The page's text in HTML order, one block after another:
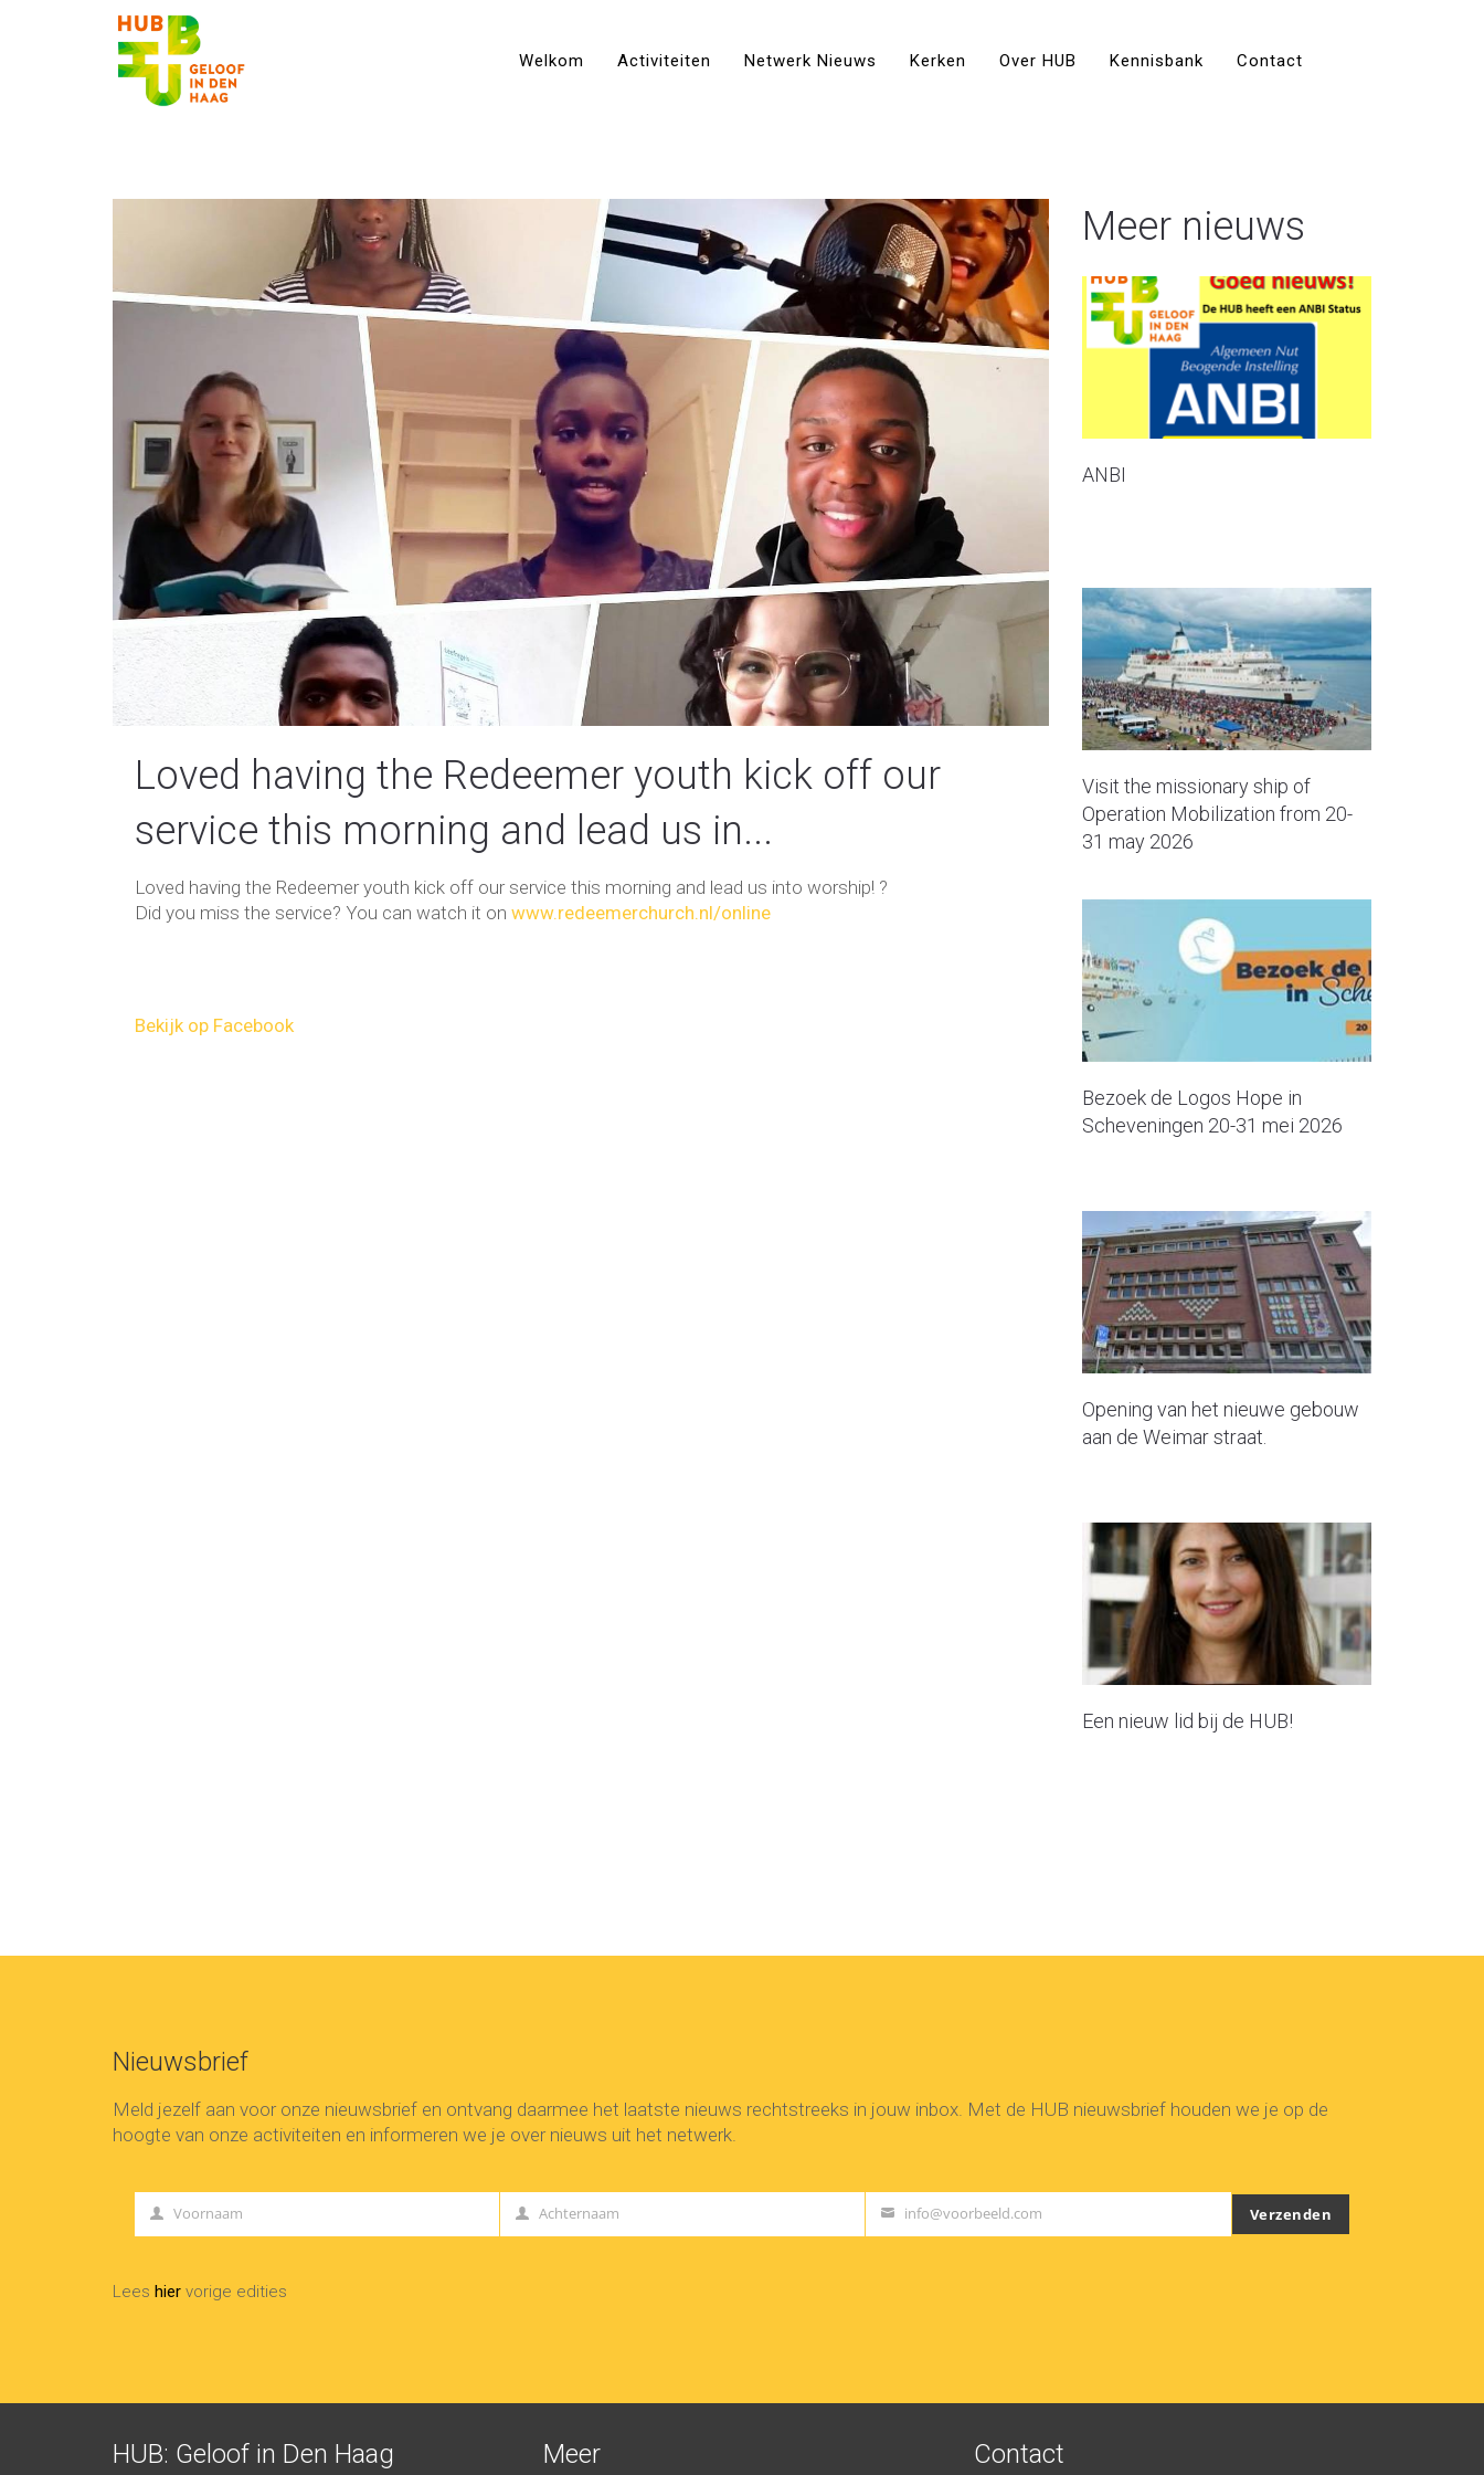
Contact
Kennisbank
Over HUB
Kerken
Netwerk Nieuws
Activiteiten
Welkom
Loved having the Redeemer youth kick off our
service this morning and lead us in...
Loved having the Redeemer youth kick off our service this morning and lead us into worship! ?
Did you miss the service? You can watch it on www.redeemerchurch.nl/online
Bekijk op Facebook
Meer nieuws
ANBI
Visit the missionary ship of
Operation Mobilization from 20-
31 may 2026
Bezoek de Logos Hope in
Scheveningen 20-31 mei 2026
Opening van het nieuwe gebouw
aan de Weimar straat.
Een nieuw lid bij de HUB!
Nieuwsbrief
Meld jezelf aan voor onze nieuwsbrief en ontvang daarmee het laatste nieuws rechtstreeks in jouw inbox. Met de HUB nieuwsbrief houden we je op de
hoogte van onze activiteiten en informeren we je over nieuws uit het netwerk.
First
Voornaam
Last
Achternaam
Your
info@voorbeeld.com Verzenden
Lees hier vorige edities
HUB: Geloof in Den Haag Meer Contact